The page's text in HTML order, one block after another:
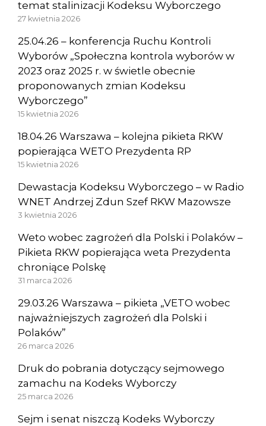
temat stalinizacji Kodeksu Wyborczego
27 kwietnia 2026
25.04.26 – konferencja Ruchu Kontroli
Wyborów „Społeczna kontrola wyborów w
2023 oraz 2025 r. w świetle obecnie
proponowanych zmian Kodeksu
Wyborczego”
15 kwietnia 2026
18.04.26 Warszawa – kolejna pikieta RKW
popierająca WETO Prezydenta RP
15 kwietnia 2026
Dewastacja Kodeksu Wyborczego – w Radio
WNET Andrzej Zdun Szef RKW Mazowsze
3 kwietnia 2026
Weto wobec zagrożeń dla Polski i Polaków –
Pikieta RKW popierająca weta Prezydenta
chroniące Polskę
31 marca 2026
29.03.26 Warszawa – pikieta „VETO wobec
najważniejszych zagrożeń dla Polski i
Polaków”
26 marca 2026
Druk do pobrania dotyczący sejmowego
zamachu na Kodeks Wyborczy
25 marca 2026
Sejm i senat niszczą Kodeks Wyborczy